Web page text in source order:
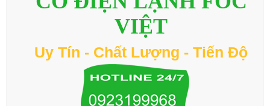
VIỆT
Uy Tín - Chất Lượng - Tiến Độ